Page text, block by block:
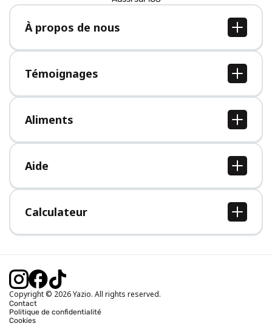
À propos de nous
À propos de nous
Postes
Presse
Témoignages
Tous les témoignages
Aliments
Tous les aliments
Aide
Centre d'aide
Calculateur
Calcul IMC
Calcul poids idéal
Calcul calories brûlées
Copyright © 2026 Yazio. All rights reserved.
Contact
Politique de confidentialité
Cookies